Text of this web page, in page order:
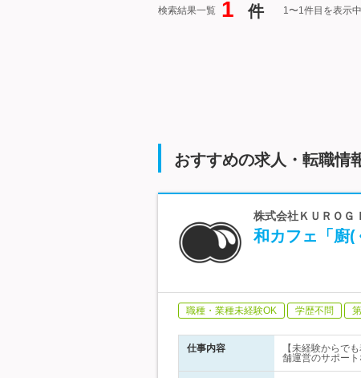
検索結果一覧 1 件 1〜1件目を表示中
おすすめの求人・転職情
株式会社ＫＵＲＯＧＩ
和カフェ「廚(
職種・業種未経験OK 学歴不問
仕事内容
【未経験からで
舗運営のサポート